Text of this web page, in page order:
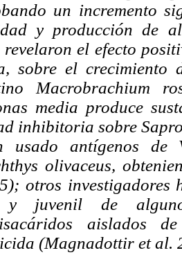
un incremento
y producción de
el efecto
sobre el crecimiento
Macrobrachium
media produce
inhibitoria sobre
usado antígenos de
olivaceus,
otros investigadores
juvenil de
aislados
(Magnadottir et al.